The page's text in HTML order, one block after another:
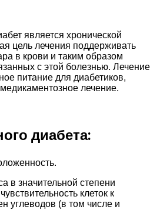
является хронической
цель лечения поддерживать
в крови и таким образом
с этой болезнью. Лечение
питание для диабетиков,
лечение.
диабета:
в значительной степени
клеток к
углеводов (в том числе и